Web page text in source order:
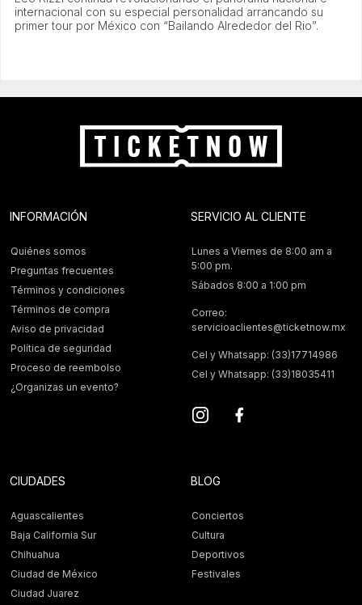
internacional con su especial personalidad arrancando su
primer tour por México con “Bailando Alrededor del Rio”.
INFORMACIÓN
Quiénes somos
Preguntas frecuentes
Términos y condiciones
Términos de compra
Aviso de privacidad
Política de seguridad
Proceso de reembolso
¿Organizas un evento?
SERVICIO AL CLIENTE
Lunes a Viernes de 8:00 am a
5:00 pm.
Sábados 8:00 a 1:00 pm
Correo:
servicioaclientes@ticketnow.mx
Cel y Whatsapp: (33)17714986
Cel y Whatsapp: (33)18035411
CIUDADES
Aguascalientes
Baja California Sur
Chihuahua
Ciudad de México
Ciudad Juarez
BLOG
Conciertos
Cultura
Deportivos
Festivales